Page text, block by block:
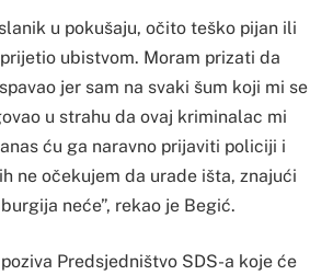
u pokušaju, očito teško pijan ili
ubistvom. Moram prizati da
jer sam na svaki šum koji mi se
u strahu da ovaj kriminalac mi
ću ga naravno prijaviti policiji i
ne očekujem da urade išta, znajući
neće”, rekao je Begić.
Predsjedništvo SDS-a koje će